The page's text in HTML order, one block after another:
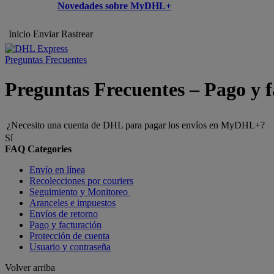
Novedades sobre MyDHL+
Inicio Enviar Rastrear
Preguntas Frecuentes
Preguntas Frecuentes – Pago y
¿Necesito una cuenta de DHL para pagar los envíos en MyDHL+?
Sí
FAQ Categories
Envío en línea
Recolecciones por couriers
Seguimiento y Monitoreo
Aranceles e impuestos
Envíos de retorno
Pago y facturación
Protección de cuenta
Usuario y contraseña
Volver arriba